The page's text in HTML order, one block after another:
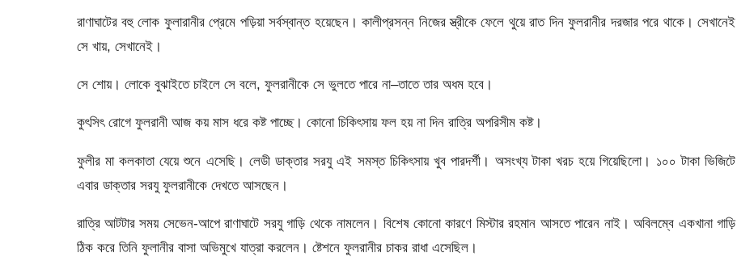
রাণাঘাটের বহু লোক ফুলারানীর প্রেমে পড়িয়া সর্বস্বান্ত হয়েছেন। কালীপ্রসন্ন নিজের স্ত্রীকে ফেলে থুয়ে রাত দিন ফুলরানীর দরজার পরে থাকে। সেখানেই
সে খায়, সেখানেই।
সে শোয়। লোকে বুঝাইতে চাইলে সে বলে, ফুলরানীকে সে ভুলতে পারে না–তাতে তার অধম হবে।
কুৎসিৎ রোগে ফুলরানী আজ কয় মাস ধরে কষ্ট পাচ্ছে। কোনো চিকিৎসায় ফল হয় না দিন রাত্রি অপরিসীম কষ্ট।
ফুলীর মা কলকাতা যেয়ে শুনে এসেছি। লেডী ডাক্তার সরযু এই সমস্ত চিকিৎসায় খুব পারদর্শী। অসংখ্য টাকা খরচ হয়ে গিয়েছিলো। ১০০ টাকা ভিজিটে
এবার ডাক্তার সরযু ফুলরানীকে দেখতে আসছেন।
রাত্রি আটটার সময় সেভেন-আপে রাণাঘাটে সরযু গাড়ি থেকে নামলেন। বিশেষ কোনো কারণে মিস্টার রহমান আসতে পারেন নাই। অবিলম্বে একখানা গাড়ি
ঠিক করে তিনি ফুলানীর বাসা অভিমুখে যাত্রা করলেন। ষ্টেশনে ফুলরানীর চাকর রাধা এসেছিল।